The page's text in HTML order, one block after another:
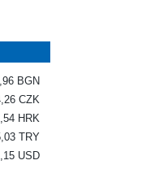
BGN
CZK
HRK
TRY
USD